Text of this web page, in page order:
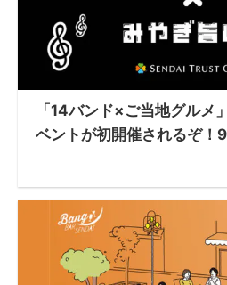
「14バンド×ご当地グルメ
ベントが初開催されるぞ！